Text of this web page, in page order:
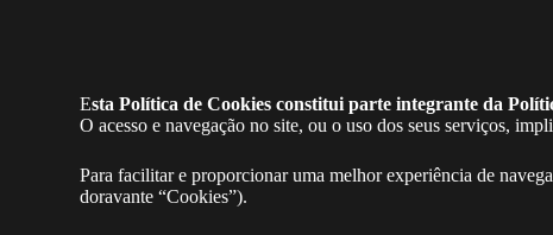
Esta Política de Cookies constitui parte integrante da
O acesso e navegação no site, ou o uso dos seus serviços,
Para facilitar e proporcionar uma melhor experiência de
doravante “Cookies”).